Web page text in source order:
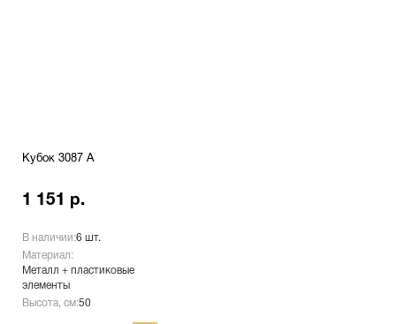
Кубок 3087 A
1 151 р.
В наличии:6 шт.
Материал:
Металл + пластиковые
элементы
Высота, см:50